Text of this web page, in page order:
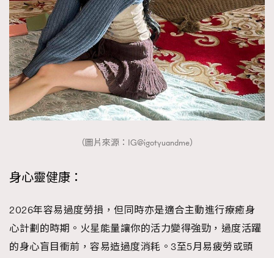
（圖片來源：IG@igotyuandme）
身心靈健康：
2026年容易過度勞損，但同時亦是適合主動進行療癒身
心計劃的時期。火星能量讓你的活力變得強勁，過度活躍
的身心盲目衝前，容易造過度消耗。3至5月易疲勞或頭